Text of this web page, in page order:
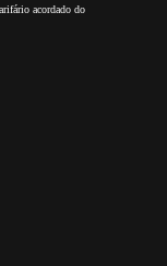
acordado do